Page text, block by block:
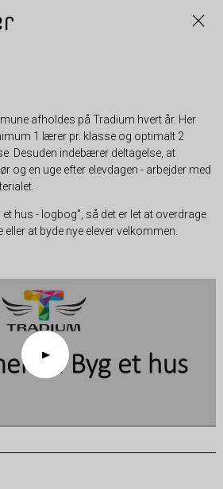
afholdes på Tradium hvert år. Her
1 lærer pr. klasse og optimalt 2
Desuden indebærer deltagelse, at
og en uge efter elevdagen - arbejder med
hus - logbog", så det er let at overdrage
at byde nye elever velkommen.